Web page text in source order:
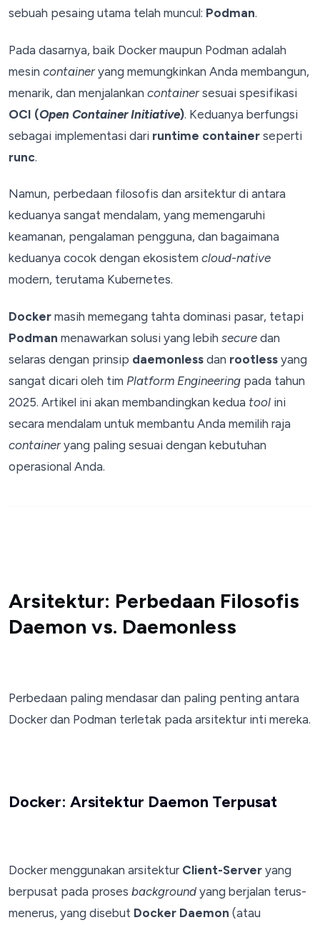
sebuah pesaing utama telah muncul: Podman.
Pada dasarnya, baik Docker maupun Podman adalah
mesin containeryang memungkinkan Anda membangun,
menarik, dan menjalankan containersesuai spesifikasi
OCI (Open Container Initiative). Keduanya berfungsi
sebagai implementasi dari runtime container seperti
runc.
Namun, perbedaan filosofis dan arsitektur di antara
keduanya sangat mendalam, yang memengaruhi
keamanan, pengalaman pengguna, dan bagaimana
keduanya cocok dengan ekosistem cloud-native
modern, terutama Kubernetes.
Docker masih memegang tahta dominasi pasar, tetapi
Podman menawarkan solusi yang lebih secure dan
selaras dengan prinsip daemonless dan rootless yang
sangat dicari oleh tim Platform Engineering pada tahun
2025. Artikel ini akan membandingkan kedua tool ini
secara mendalam untuk membantu Anda memilih raja
containeryang paling sesuai dengan kebutuhan
operasional Anda.
Arsitektur: Perbedaan Filosofis
Daemon vs. Daemonless
Perbedaan paling mendasar dan paling penting antara
Docker dan Podman terletak pada arsitektur inti mereka.
Docker: Arsitektur Daemon Terpusat
Docker menggunakan arsitektur Client-Server yang
berpusat pada proses background yang berjalan terus-
menerus, yang disebut Docker Daemon (atau